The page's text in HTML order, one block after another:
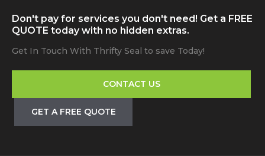
Don't pay for services you don't need! Get a FREE
QUOTE today with no hidden extras.
Get In Touch With Thrifty Seal to save Today!
CONTACT US
GET A FREE QUOTE